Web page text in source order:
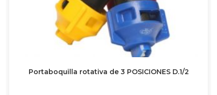
Portaboquilla rotativa de 3 POSICIONES D.1/2